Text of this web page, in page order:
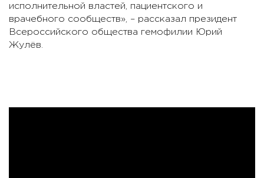
исполнительной властей, пациентского и
врачебного сообществ», – рассказал президент
Всероссийского общества гемофилии Юрий
Жулёв.